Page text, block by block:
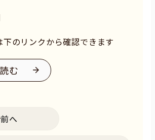
のリンクから確認できます
む
前へ